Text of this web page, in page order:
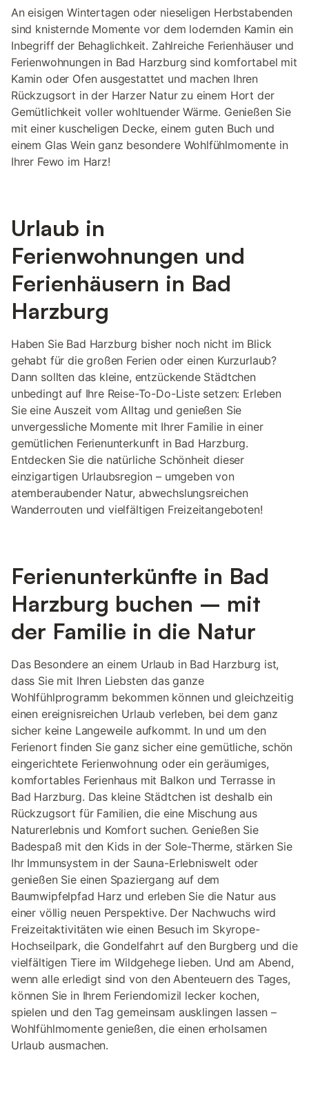
An eisigen Wintertagen oder nieseligen Herbstabenden
sind knisternde Momente vor dem lodernden Kamin ein
Inbegriff der Behaglichkeit. Zahlreiche Ferienhäuser und
Ferienwohnungen in Bad Harzburg sind komfortabel mit
Kamin oder Ofen ausgestattet und machen Ihren
Rückzugsort in der Harzer Natur zu einem Hort der
Gemütlichkeit voller wohltuender Wärme. Genießen Sie
mit einer kuscheligen Decke, einem guten Buch und
einem Glas Wein ganz besondere Wohlfühlmomente in
Ihrer Fewo im Harz!
Urlaub in
Ferienwohnungen und
Ferienhäusern in Bad
Harzburg
Haben Sie Bad Harzburg bisher noch nicht im Blick
gehabt für die großen Ferien oder einen Kurzurlaub?
Dann sollten das kleine, entzückende Städtchen
unbedingt auf Ihre Reise-To-Do-Liste setzen: Erleben
Sie eine Auszeit vom Alltag und genießen Sie
unvergessliche Momente mit Ihrer Familie in einer
gemütlichen Ferienunterkunft in Bad Harzburg.
Entdecken Sie die natürliche Schönheit dieser
einzigartigen Urlaubsregion – umgeben von
atemberaubender Natur, abwechslungsreichen
Wanderrouten und vielfältigen Freizeitangeboten!
Ferienunterkünfte in Bad
Harzburg buchen – mit
der Familie in die Natur
Das Besondere an einem Urlaub in Bad Harzburg ist,
dass Sie mit Ihren Liebsten das ganze
Wohlfühlprogramm bekommen können und gleichzeitig
einen ereignisreichen Urlaub verleben, bei dem ganz
sicher keine Langeweile aufkommt. In und um den
Ferienort finden Sie ganz sicher eine gemütliche, schön
eingerichtete Ferienwohnung oder ein geräumiges,
komfortables Ferienhaus mit Balkon und Terrasse in
Bad Harzburg. Das kleine Städtchen ist deshalb ein
Rückzugsort für Familien, die eine Mischung aus
Naturerlebnis und Komfort suchen. Genießen Sie
Badespaß mit den Kids in der Sole-Therme, stärken Sie
Ihr Immunsystem in der Sauna-Erlebniswelt oder
genießen Sie einen Spaziergang auf dem
Baumwipfelpfad Harz und erleben Sie die Natur aus
einer völlig neuen Perspektive. Der Nachwuchs wird
Freizeitaktivitäten wie einen Besuch im Skyrope-
Hochseilpark, die Gondelfahrt auf den Burgberg und die
vielfältigen Tiere im Wildgehege lieben. Und am Abend,
wenn alle erledigt sind von den Abenteuern des Tages,
können Sie in Ihrem Feriendomizil lecker kochen,
spielen und den Tag gemeinsam ausklingen lassen –
Wohlfühlmomente genießen, die einen erholsamen
Urlaub ausmachen.